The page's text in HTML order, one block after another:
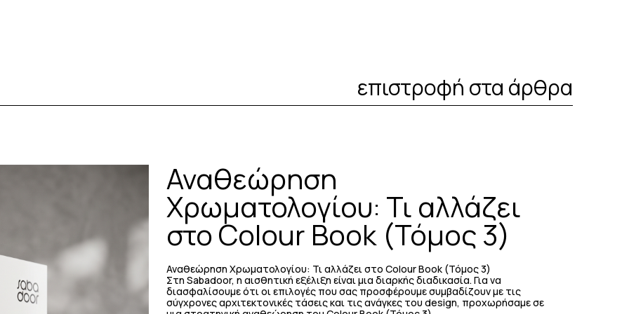
επιστροφή στα άρθρα
Αναθεώρηση
Χρωματολογίου: Τι αλλάζει
στο Colour Book (Τόμος 3)
Αναθεώρηση Χρωματολογίου: Τι αλλάζει στο Colour Book (Τόμος 3)
Στη Sabadoor, η αισθητική εξέλιξη είναι μια διαρκής διαδικασία. Για να
διασφαλίσουμε ότι οι επιλογές που σας προσφέρουμε συμβαδίζουν με τις
σύγχρονες αρχιτεκτονικές τάσεις και τις ανάγκες του design, προχωρήσαμε σε